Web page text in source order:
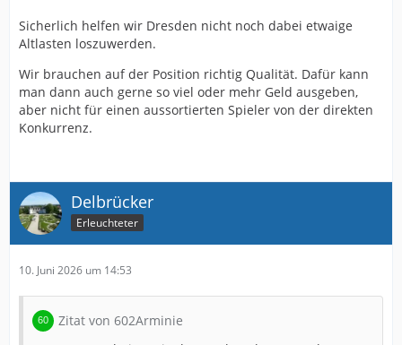
Sicherlich helfen wir Dresden nicht noch dabei etwaige
Altlasten loszuwerden.
Wir brauchen auf der Position richtig Qualität. Dafür kann
man dann auch gerne so viel oder mehr Geld ausgeben,
aber nicht für einen aussortierten Spieler von der direkten
Konkurrenz.
Delbrücker
Erleuchteter
10. Juni 2026 um 14:53
Zitat von 602Arminie